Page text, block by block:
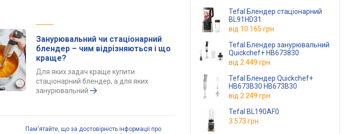
Занурювальний чи стаціонарний
блендер – чим відрізняються і що
краще?
Для яких задач краще купити
стаціонарний блендер, а для яких
занурювальний
Пам'ятайте, що за достовірність інформації про
Tefal Блендер стаціонарний
BL91HD31
від 10 165 грн.
Tefal Блендер занурювальний
Quickchef+ HB673830
від 2 449 грн.
Tefal Блендер Quickchef+
HB673B30 HB673B30
від 2 249 грн.
Tefal BL190AF0
3 573 грн.